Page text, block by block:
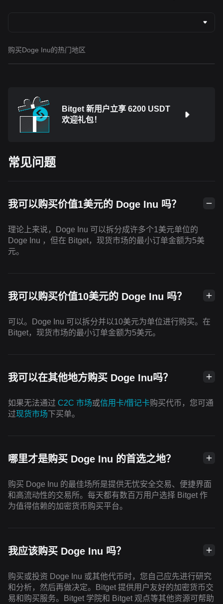
购买Doge Inu的热门地区
Bitget 新用户立享 6200 USDT
欢迎礼包！
常见问题
我可以购买价值1美元的 Doge Inu 吗？
理论上来说，Doge Inu 可以拆分成许多个1美元单位的
Doge Inu ，但在 Bitget，现货市场的最小订单金额为5美
元。
我可以购买价值10美元的 Doge Inu 吗？
可以。Doge Inu 可以拆分并以10美元为单位进行购买。在
Bitget，现货市场的最小订单金额为5美元。
我可以在其他地方购买 Doge Inu吗？
如果无法通过 C2C 市场或信用卡/借记卡购买代币，您可通
过现货市场下买单。
哪里才是购买 Doge Inu 的首选之地？
购买 Doge Inu 的最佳场所是提供无忧安全交易、便捷界面
和高流动性的交易所。每天都有数百万用户选择 Bitget 作
为值得信赖的加密货币购买平台。
我应该购买 Doge Inu 吗？
购买或投资 Doge Inu 或其他代币时，您自己应先进行研究
和分析，然后再做决定。Bitget 提供用户友好的加密货币交
易和购买服务。Bitget 学院和 Bitget 观点等其他资源可帮助